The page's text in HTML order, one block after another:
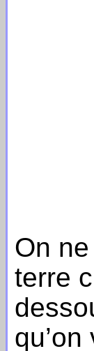
On
terre